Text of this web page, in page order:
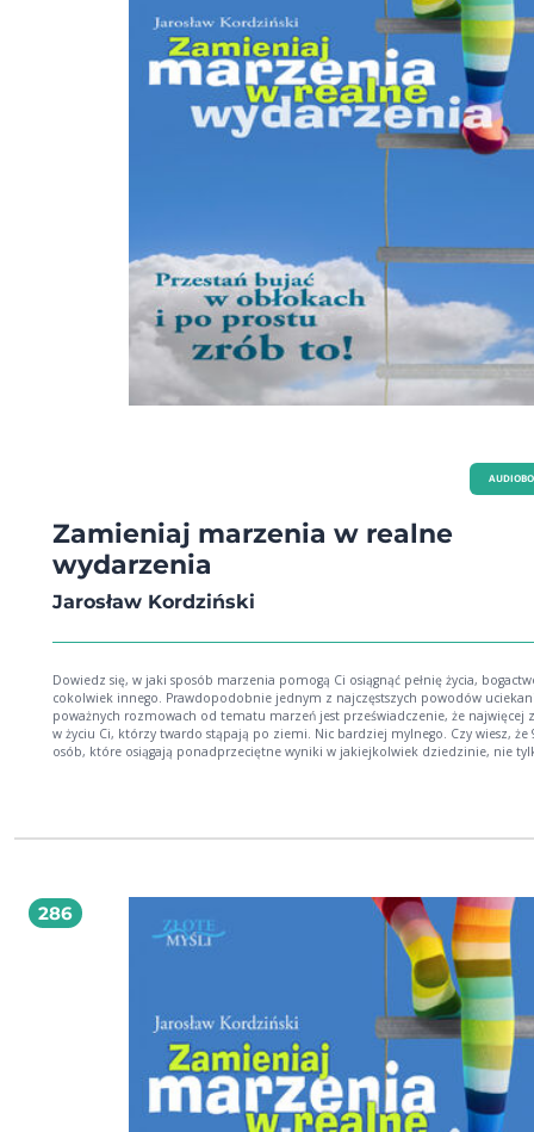
Zamieniaj marzenia w realne
wydarzenia
Jarosław Kordziński
Dowiedz się, w jaki sposób marzenia pomogą Ci osiągnąć pełnię życia,
cokolwiek innego. Prawdopodobnie jednym z najczęstszych powodów uciekania w
poważnych rozmowach od tematu marzeń jest przeświadczenie, że najwięcej
w życiu Ci, którzy twardo stąpają po ziemi. Nic bardziej mylnego. Czy wiesz, że 95%
osób, które osiągają ponadprzeciętne wyniki w jakiejkolwiek dziedzinie, nie
mówią o samych pieniądzach. Zaczynają zawsze od opowiadania o wizji, która
książki, która: pokazuje, jak pielęgnować marzenia i wykorzystywać w 100% ich
potencjał; pokazuje, jak przekuwać marzenia w realne plany i cele do zrealizowania;
uczy, jak unikać zabójców marzeń; i wreszcie odpowiada na pytanie: czy jakość
moich marzeń ma wpływ na sytuację życiową, w której w tym momencie
Kiedy zaczynałem swoją drogę jako dorosły człowiek, myślałem, że do końca
będę uczył w małej wiejskiej szkole, by z czasem, być może, zostać jej
Dziś, kiedy pracuję na swoim, piszę książki, służę pomocą ministrom edukacji,
prowadzę szkolenia na terenie całej Polski, mam dom, niezły samochód i
przyzwoite dochody, nie bardzo rozumiem, dlaczego wtedy byłem takim
maksimum korzyści, które płyną z faktu bycia bogatym marzycielem.
286